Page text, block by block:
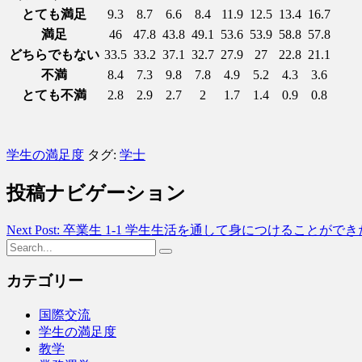
とても満足
9.3 8.7 6.6 8.4 11.9 12.5 13.4 16.7
満足
46 47.8 43.8 49.1 53.6 53.9 58.8 57.8
どちらでもない 33.5 33.2 37.1 32.7 27.9 27 22.8 21.1
不満
8.4 7.3 9.8 7.8 4.9 5.2 4.3
3.6
とても不満
2.8 2.9 2.7 2 1.7 1.4 0.9 0.8
学生の満足度 タグ: 学士
投稿ナビゲーション
Next Post: 卒業生 1-1 学生生活を通して身につけることができ
カテゴリー
国際交流
学生の満足度
教学